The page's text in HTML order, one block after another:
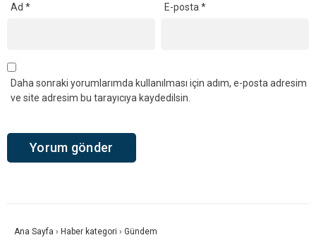
Ad * E-posta*
Daha sonraki yorumlarımda kullanılması için adım, e-posta adresim
ve site adresim bu tarayıcıya kaydedilsin.
Ana Sayfa › Haber kategori › Gündem